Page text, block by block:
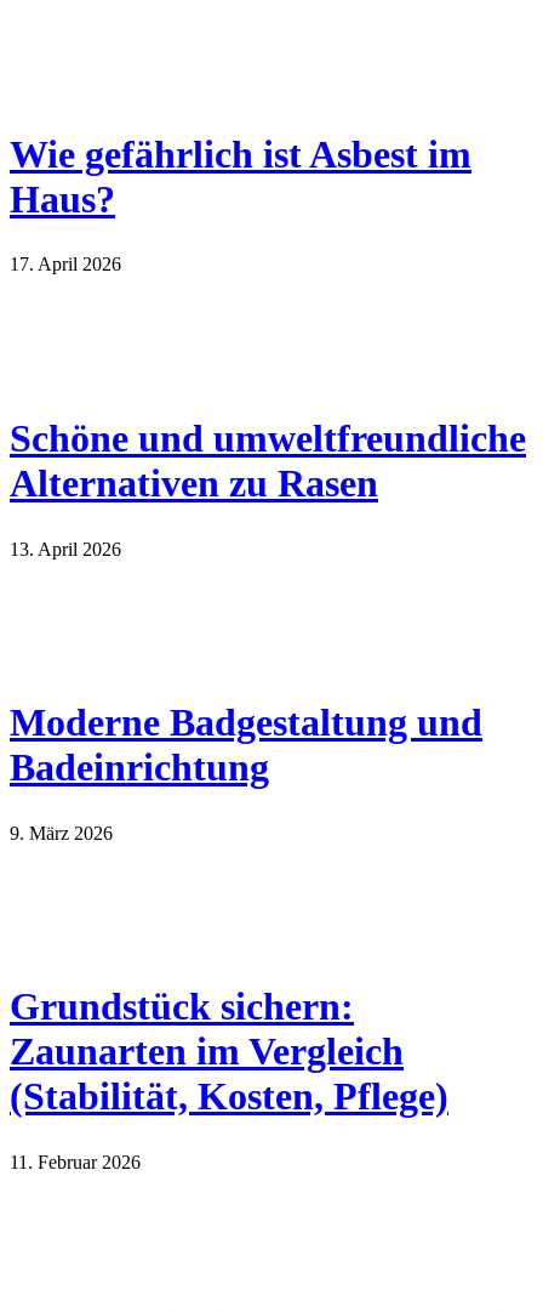
Wie gefährlich ist Asbest im
Haus?
17. April 2026
Schöne und umweltfreundliche
Alternativen zu Rasen
13. April 2026
Moderne Badgestaltung und
Badeinrichtung
9. März 2026
Grundstück sichern:
Zaunarten im Vergleich
(Stabilität, Kosten, Pflege)
11. Februar 2026